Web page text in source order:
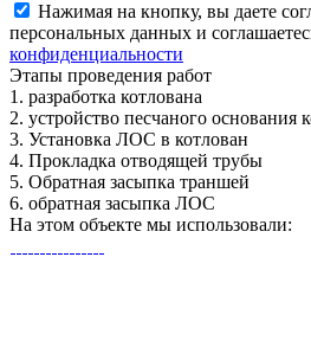
Нажимая на кнопку, вы даете
персональных данных и
конфиденциальности
Этапы проведения работ
1. разработка котлована
2. устройство песчаного основания
3. Установка ЛОС в котлован
4. Прокладка отводящей трубы
5. Обратная засыпка траншей
6. обратная засыпка ЛОС
На этом объекте мы использовали: